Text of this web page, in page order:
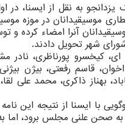
به نقل از ایسنا، در
موسیقیدانان در موزه
آنرا امضاء كرده و
شهر تحویل دادند.
ای، كیخسرو پورناظری،
قاسم رفعتی، بیژن
بهناز ذاكری، محمد علی
با ایسنا از نتیجه این
صحن علنی مجلس برود، اما